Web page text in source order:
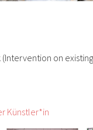
on
Künstler*in